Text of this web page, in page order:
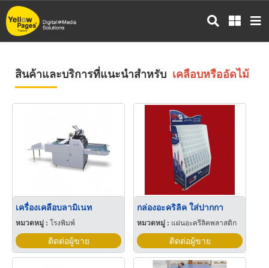
ข้าม
ไป
สินค้าและบริการที่แนะนำสำหรับ เคลือบหรืออัดไม้
เครื่องเคลือบลามิเนท
หมวดหมู่ : โรงพิมพ์
ติดต่อผู้ขาย
กล่องอะคริลิค ใส่ปากกา
หมวดหมู่ : แผ่นอะครีลิคพลาสติก
ติดต่อผู้ขาย